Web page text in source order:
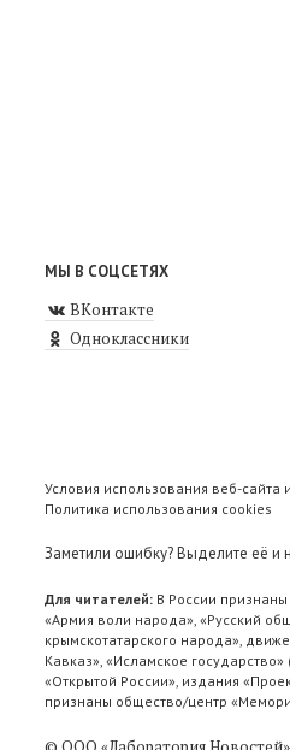
МЫ В СОЦСЕТЯХ
ВКонтакте
Одноклассники
Условия использования веб-
Политика использования cookies
Заметили ошибку? Выделите её и
Для читателей: В России
«Армия воли народа», «Русский
крымскотатарского народа»,
Кавказ», «Исламское
«Открытой России», издания
признаны общество/центр